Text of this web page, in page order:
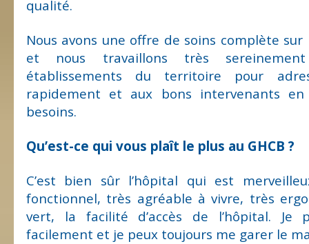
qualité.
Nous avons une offre de soins complète sur
et nous travaillons très
établissements du territoire pour
rapidement et aux bons intervenants
besoins.
Qu’est-ce qui vous plaît le plus au GHCB ?
C’est bien sûr l’hôpital qui est
fonctionnel, très agréable à vivre, très
vert, la facilité d’accès de l’hôpital. Je
facilement et je peux toujours me garer le